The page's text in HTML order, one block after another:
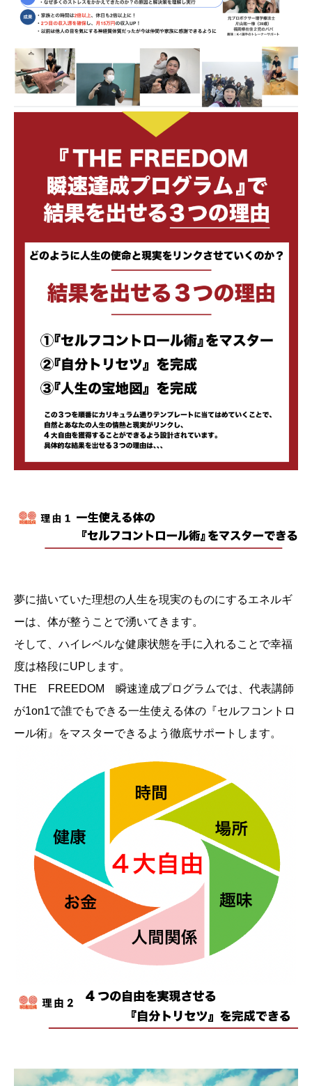
夢に描いていた理想の人生を現実のものにするエネルギ
ーは、体が整うことで湧いてきます。
そして、ハイレベルな健康状態を手に入れることで幸福
度は格段にUPします。
THE FREEDOM 瞬速達成プログラムでは、代表講師
が1on1で誰でもできる一生使える体の『セルフコントロ
ール術』をマスターできるよう徹底サポートします。